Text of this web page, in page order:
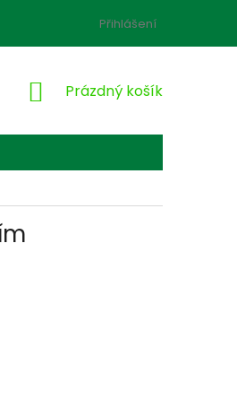
ŠICÍ DÍLNA-KONTAKT
Přihlášení
NÁKUPNÍ
Prázdný košík